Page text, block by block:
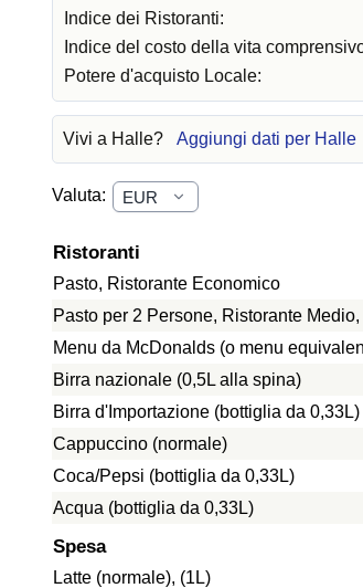
Indice dei Ristoranti:
Indice del costo della vita
Potere d'acquisto Locale:
Vivi a Halle? Aggiungi dati per Halle
Valuta:
Ristoranti
Pasto, Ristorante Economico
Pasto per 2 Persone, Ristorante
Menu da McDonalds (o menu
Birra nazionale (0,5L alla spina)
Birra d'Importazione (bottiglia da 0,33L)
Cappuccino (normale)
Coca/Pepsi (bottiglia da 0,33L)
Acqua (bottiglia da 0,33L)
Spesa
Latte (normale), (1L)